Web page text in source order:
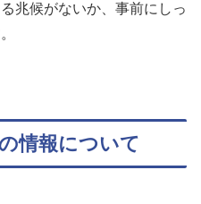
兆候がないか、事前にしっ
情報について